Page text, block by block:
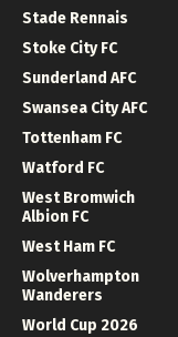
Stade Rennais
Stoke City FC
Sunderland AFC
Swansea City AFC
Tottenham FC
Watford FC
West Bromwich
Albion FC
West Ham FC
Wolverhampton
Wanderers
World Cup 2026